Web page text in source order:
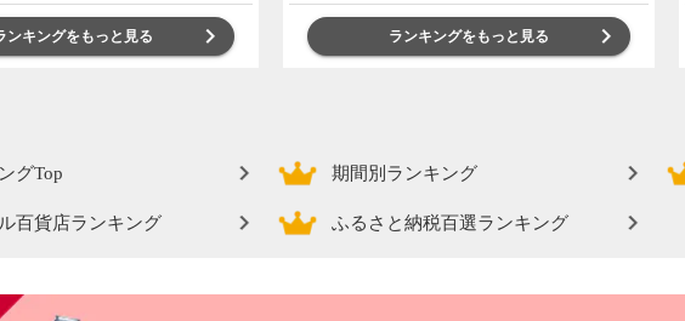
ンキングをもっと見る ランキングをもっと見る
グTop 期間別ランキング
百貨店ランキング ふるさと納税百選ランキング